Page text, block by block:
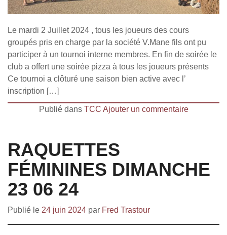
Le mardi 2 Juillet 2024 , tous les joueurs des cours
groupés pris en charge par la société V.Mane fils ont pu
participer à un tournoi interne membres. En fin de soirée le
club a offert une soirée pizza à tous les joueurs présents
Ce tournoi a clôturé une saison bien active avec l’
inscription […]
Publié dans TCC Ajouter un commentaire
RAQUETTES
FÉMININES DIMANCHE
23 06 24
Publié le 24 juin 2024 par Fred Trastour